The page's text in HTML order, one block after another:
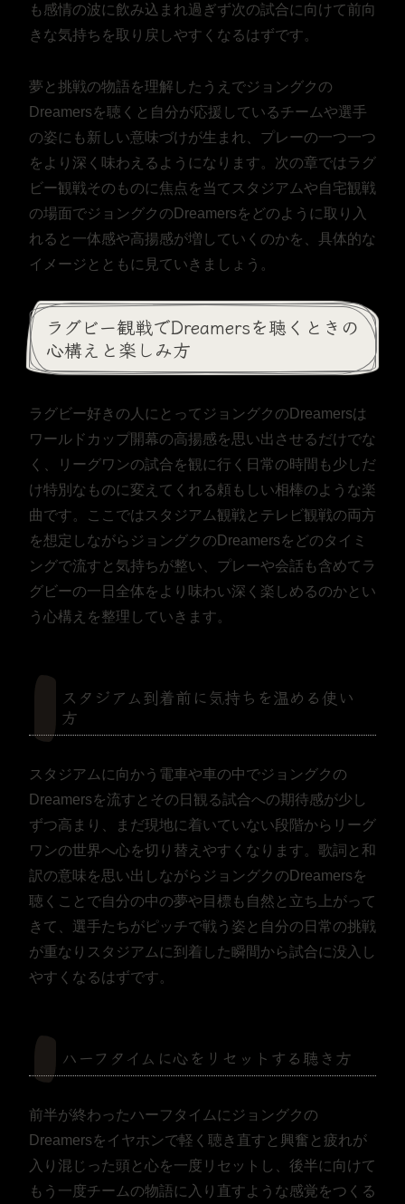
も感情の波に飲み込まれ過ぎず次の試合に向けて前向
きな気持ちを取り戻しやすくなるはずです。
夢と挑戦の物語を理解したうえでジョングクの
Dreamersを聴くと自分が応援しているチームや選手
の姿にも新しい意味づけが生まれ、プレーの一つ一つ
をより深く味わえるようになります。次の章ではラグ
ビー観戦そのものに焦点を当てスタジアムや自宅観戦
の場面でジョングクのDreamersをどのように取り入
れると一体感や高揚感が増していくのかを、具体的な
イメージとともに見ていきましょう。
ラグビー観戦でDreamersを聴くときの
心構えと楽しみ方
ラグビー好きの人にとってジョングクのDreamersは
ワールドカップ開幕の高揚感を思い出させるだけでな
く、リーグワンの試合を観に行く日常の時間も少しだ
け特別なものに変えてくれる頼もしい相棒のような楽
曲です。ここではスタジアム観戦とテレビ観戦の両方
を想定しながらジョングクのDreamersをどのタイミ
ングで流すと気持ちが整い、プレーや会話も含めてラ
グビーの一日全体をより味わい深く楽しめるのかとい
う心構えを整理していきます。
スタジアム到着前に気持ちを温める使い
方
スタジアムに向かう電車や車の中でジョングクの
Dreamersを流すとその日観る試合への期待感が少し
ずつ高まり、まだ現地に着いていない段階からリーグ
ワンの世界へ心を切り替えやすくなります。歌詞と和
訳の意味を思い出しながらジョングクのDreamersを
聴くことで自分の中の夢や目標も自然と立ち上がって
きて、選手たちがピッチで戦う姿と自分の日常の挑戦
が重なりスタジアムに到着した瞬間から試合に没入し
やすくなるはずです。
ハーフタイムに心をリセットする聴き方
前半が終わったハーフタイムにジョングクの
Dreamersをイヤホンで軽く聴き直すと興奮と疲れが
入り混じった頭と心を一度リセットし、後半に向けて
もう一度チームの物語に入り直すような感覚をつくる